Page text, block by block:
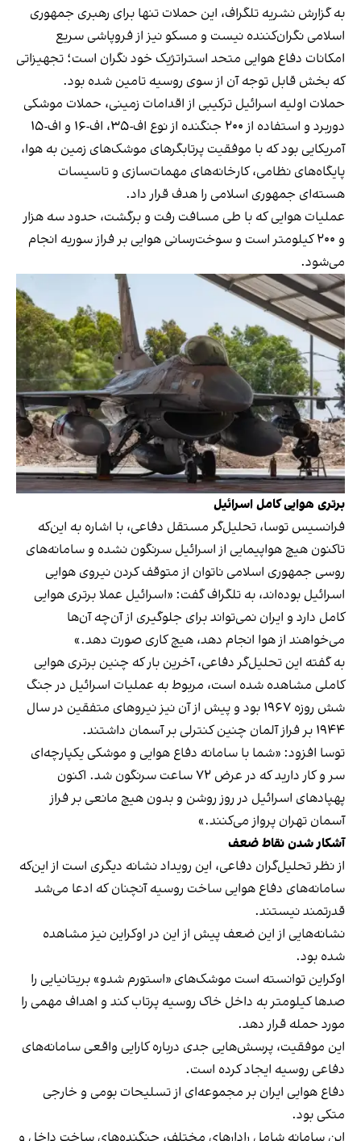
به گزارش نشریه تلگراف، این حملات تنها برای رهبری جمهوری
اسلامی نگران‌کننده نیست و مسکو نیز از فروپاشی سریع
امکانات دفاع هوایی متحد استراتژیک خود نگران است؛ تجهیزاتی
که بخش قابل توجه آن از سوی روسیه تامین شده بود.
حملات اولیه اسرائیل ترکیبی از اقدامات زمینی، حملات موشکی
دوربرد و استفاده از ۲۰۰ جنگنده از نوع اف-۳۵، اف-۱۶ و اف-۱۵
آمریکایی بود که با موفقیت پرتابگرهای موشک‌های زمین به هوا،
پایگاه‌های نظامی، کارخانه‌های مهمات‌سازی و تاسیسات
هسته‌ای جمهوری اسلامی را هدف قرار داد.
عملیات هوایی که با طی مسافت رفت و برگشت، حدود سه هزار
و ۲۰۰ کیلومتر است و سوخت‌رسانی هوایی بر فراز سوریه انجام
می‌شود.
برتری هواییکاملاسرائیل
فرانسیس توسا، تحلیل‌گر مستقل دفاعی، با اشاره به این‌که
تاکنون هیچ هواپیمایی از اسرائیل سرنگون نشده و سامانه‌های
روسی جمهوری اسلامی ناتوان از متوقف کردن نیروی هوایی
اسرائیل بوده‌اند، به تلگراف گفت: «اسرائیل عملا برتری هوایی
کامل دارد و ایران نمی‌تواند برای جلوگیری از آن‌چه آن‌ها
می‌خواهند از هوا انجام دهد، هیچ کاری صورت دهد.»
به گفته این تحلیل‌گر دفاعی، آخرین بار که چنین برتری هوایی
کاملی مشاهده شده است، مربوط به عملیات اسرائیل در جنگ
شش روزه ۱۹۶۷ بود و پیش از آن نیز نیروهای متفقین در سال
۱۹۴۴ بر فراز آلمان چنین کنترلی بر آسمان داشتند.
توسا افزود: «شما با سامانه دفاع هوایی و موشکی یکپارچه‌ای
سر و کار دارید که در عرض ۷۲ ساعت سرنگون شد. اکنون
پهپادهای اسرائیل در روز روشن و بدون هیچ مانعی بر فراز
آسمان تهران پرواز می‌کنند.»
آشکارشدننقاطضعف
از نظر تحلیل‌گران دفاعی، این رویداد نشانه دیگری است از این‌که
سامانه‌های دفاع هوایی ساخت روسیه آنچنان که ادعا می‌شد
قدرتمند نیستند.
نشانه‌هایی از این ضعف پیش از این در اوکراین نیز مشاهده
شده بود.
اوکراین توانسته است موشک‌های «استورم شدو» بریتانیایی را
صدها کیلومتر به داخل خاک روسیه پرتاب کند و اهداف مهمی را
مورد حمله قرار دهد.
این موفقیت‌، پرسش‌هایی جدی درباره کارایی واقعی سامانه‌های
دفاعی روسیه ایجاد کرده است.
دفاع هوایی ایران بر مجموعه‌ای از تسلیحات بومی و خارجی
متکی بود.